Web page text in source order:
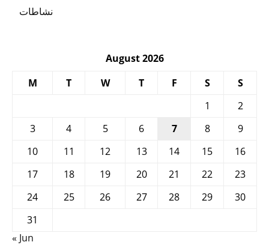
نشاطات
August 2026
M
T W T F S
S
1
2
3
4 5 6 7 8
9
10
11 12 13 14 15
16
17
18 19 20 21 22
23
24
25 26 27 28 29
30
31
« Jun